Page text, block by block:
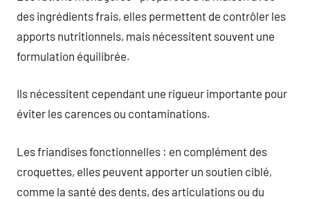
des ingrédients frais, elles permettent de contrôler les
apports nutritionnels, mais nécessitent souvent une
formulation équilibrée.
Ils nécessitent cependant une rigueur importante pour
éviter les carences ou contaminations.
Les friandises fonctionnelles : en complément des
croquettes, elles peuvent apporter un soutien ciblé,
comme la santé des dents, des articulations ou du